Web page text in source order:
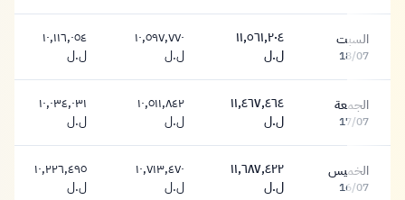
السبت
18/07 ١١,٥٦١,٢٠٤ ليرة
١١,٥٦١,٢٠٤
ل.ل
١٠,٥٩٧,٧٧٠ ليرة
١٠,٥٩٧,٧٧٠
ل.ل
١٠,١١٦,٠٥٤ ليرة
١٠,١١٦,٠٥٤
ل.ل
الجمعة
17/07 ١١,٤٦٧,٤٦٤ ليرة
١١,٤٦٧,٤٦٤
ل.ل
١٠,٥١١,٨٤٢ ليرة
١٠,٥١١,٨٤٢
ل.ل
١٠,٠٣٤,٠٣١ ليرة
١٠,٠٣٤,٠٣١
ل.ل
الخميس
16/07 ١١,٦٨٧,٤٢٢ ليرة
١١,٦٨٧,٤٢٢
ل.ل
١٠,٧١٣,٤٧٠ ليرة
١٠,٧١٣,٤٧٠
ل.ل
١٠,٢٢٦,٤٩٥ ليرة
١٠,٢٢٦,٤٩٥
ل.ل